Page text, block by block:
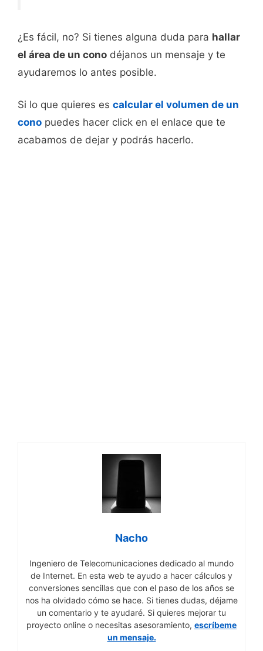
¿Es fácil, no? Si tienes alguna duda para hallar
el área de un cono déjanos un mensaje y te
ayudaremos lo antes posible.
Si lo que quieres es calcular el volumen de un
cono puedes hacer click en el enlace que te
acabamos de dejar y podrás hacerlo.
Nacho
Ingeniero de Telecomunicaciones dedicado al mundo
de Internet. En esta web te ayudo a hacer cálculos y
conversiones sencillas que con el paso de los años se
nos ha olvidado cómo se hace. Si tienes dudas, déjame
un comentario y te ayudaré. Si quieres mejorar tu
proyecto online o necesitas asesoramiento, escríbeme
un mensaje.